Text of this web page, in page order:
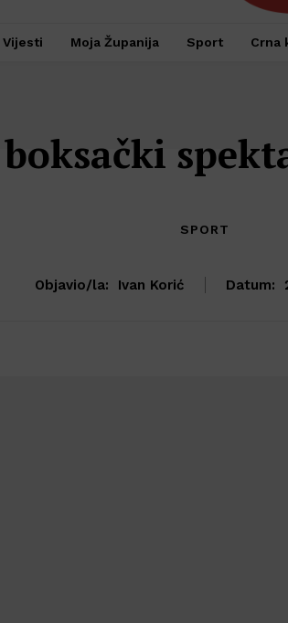
Vijesti Moja Županija Sport Crna
SPORT
Objavio/la: Ivan Korić Datum: